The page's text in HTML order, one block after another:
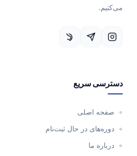
می‌کنیم.
دسترسی سریع
صفحه اصلی
دوره‌های در حال ثبت‌نام
درباره ما